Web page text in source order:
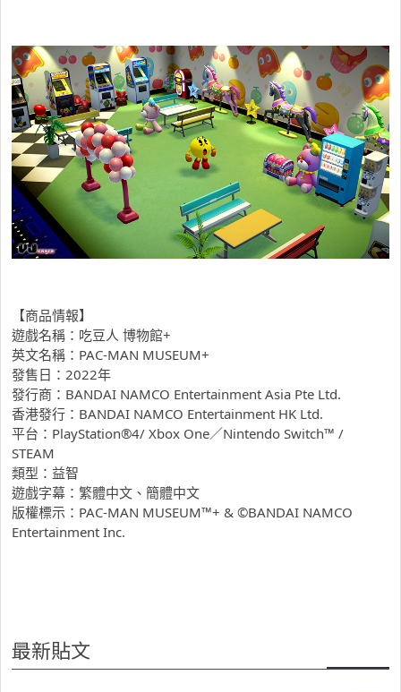
【商品情報】
遊戲名稱：吃豆人 博物館+
英文名稱：PAC-MAN MUSEUM+
發售日：2022年
發行商：BANDAI NAMCO Entertainment Asia Pte Ltd.
香港發行：BANDAI NAMCO Entertainment HK Ltd.
平台：PlayStation®4/ Xbox One／Nintendo Switch™ /
STEAM
類型：益智
遊戲字幕：繁體中文、簡體中文
版權標示：PAC-MAN MUSEUM™+ & ©BANDAI NAMCO
Entertainment Inc.
最新貼文